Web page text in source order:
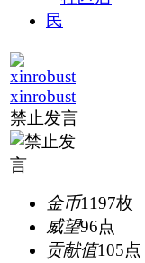
xinrobust
禁止发言
金币1197枚
威望96点
贡献值105点